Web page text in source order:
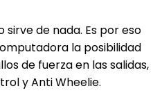
de nada. Es por eso
la posibilidad
de fuerza en las salidas,
y Anti Wheelie.